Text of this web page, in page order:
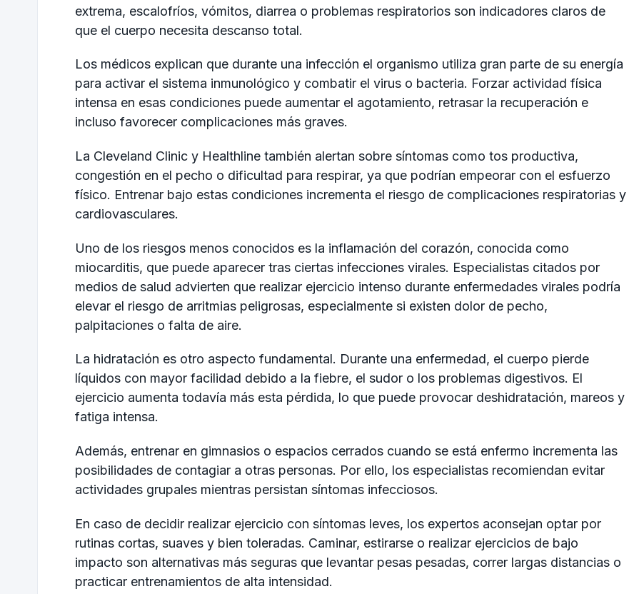
extrema, escalofríos, vómitos, diarrea o problemas respiratorios son indicadores claros de
que el cuerpo necesita descanso total.
Los médicos explican que durante una infección el organismo utiliza gran parte de su energía
para activar el sistema inmunológico y combatir el virus o bacteria. Forzar actividad física
intensa en esas condiciones puede aumentar el agotamiento, retrasar la recuperación e
incluso favorecer complicaciones más graves.
La Cleveland Clinic y Healthline también alertan sobre síntomas como tos productiva,
congestión en el pecho o dificultad para respirar, ya que podrían empeorar con el esfuerzo
físico. Entrenar bajo estas condiciones incrementa el riesgo de complicaciones respiratorias y
cardiovasculares.
Uno de los riesgos menos conocidos es la inflamación del corazón, conocida como
miocarditis, que puede aparecer tras ciertas infecciones virales. Especialistas citados por
medios de salud advierten que realizar ejercicio intenso durante enfermedades virales podría
elevar el riesgo de arritmias peligrosas, especialmente si existen dolor de pecho,
palpitaciones o falta de aire.
La hidratación es otro aspecto fundamental. Durante una enfermedad, el cuerpo pierde
líquidos con mayor facilidad debido a la fiebre, el sudor o los problemas digestivos. El
ejercicio aumenta todavía más esta pérdida, lo que puede provocar deshidratación, mareos y
fatiga intensa.
Además, entrenar en gimnasios o espacios cerrados cuando se está enfermo incrementa las
posibilidades de contagiar a otras personas. Por ello, los especialistas recomiendan evitar
actividades grupales mientras persistan síntomas infecciosos.
En caso de decidir realizar ejercicio con síntomas leves, los expertos aconsejan optar por
rutinas cortas, suaves y bien toleradas. Caminar, estirarse o realizar ejercicios de bajo
impacto son alternativas más seguras que levantar pesas pesadas, correr largas distancias o
practicar entrenamientos de alta intensidad.